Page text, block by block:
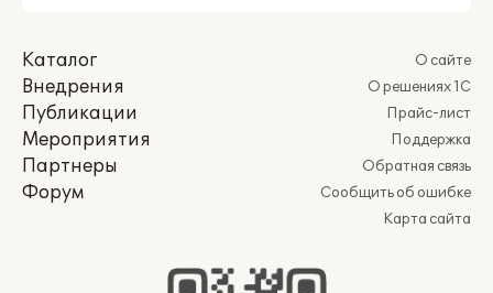
Каталог
Внедрения
Публикации
Мероприятия
Партнеры
Форум
О сайте
О решениях 1С
Прайс-лист
Поддержка
Обратная связь
Сообщить об ошибке
Карта сайта